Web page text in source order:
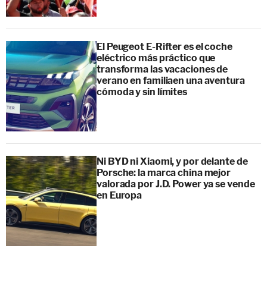
El Peugeot E-Rifter es el coche
eléctrico más práctico que
transforma las vacaciones de
verano en familiaen una aventura
cómoda y sin límites
Ni BYD ni Xiaomi, y por delante de
Porsche: la marca china mejor
valorada por J.D. Power ya se vende
en Europa